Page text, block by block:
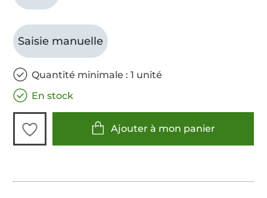
Saisie manuelle
Quantité minimale : 1 unité
En stock
Ajouter à mon panier